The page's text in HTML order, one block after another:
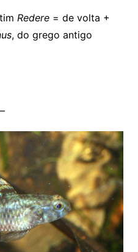
Redere= de volta +
, do grego antigo